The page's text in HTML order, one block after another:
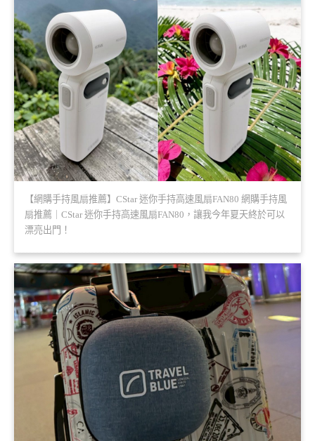
【網購手持風扇推薦】CStar 迷你手持高速風扇FAN80 網購手持風
扇推薦｜CStar 迷你手持高速風扇FAN80，讓我今年夏天終於可以
漂亮出門！